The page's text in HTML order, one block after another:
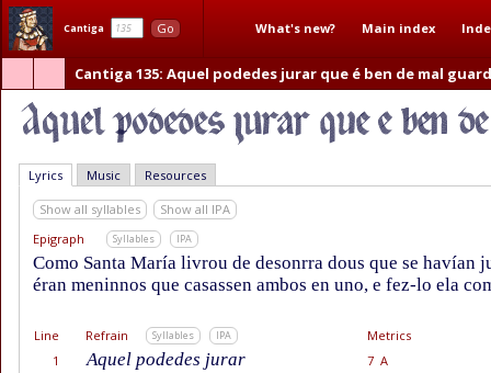
Cantiga Go What's new? Main index
Cantiga 135: Aquel podedes jurar que é ben de mal
Lyrics Music Resources
Show all syllables
Show all IPA
Epigraph
Syllables IPA
Como Santa María livrou de desonrra dous que se havían
éran meninnos que casassen ambos en uno, e fez-lo ela
Line Refrain Syllables IPA
Metrics
1
Aquel podedes jurar
7 A